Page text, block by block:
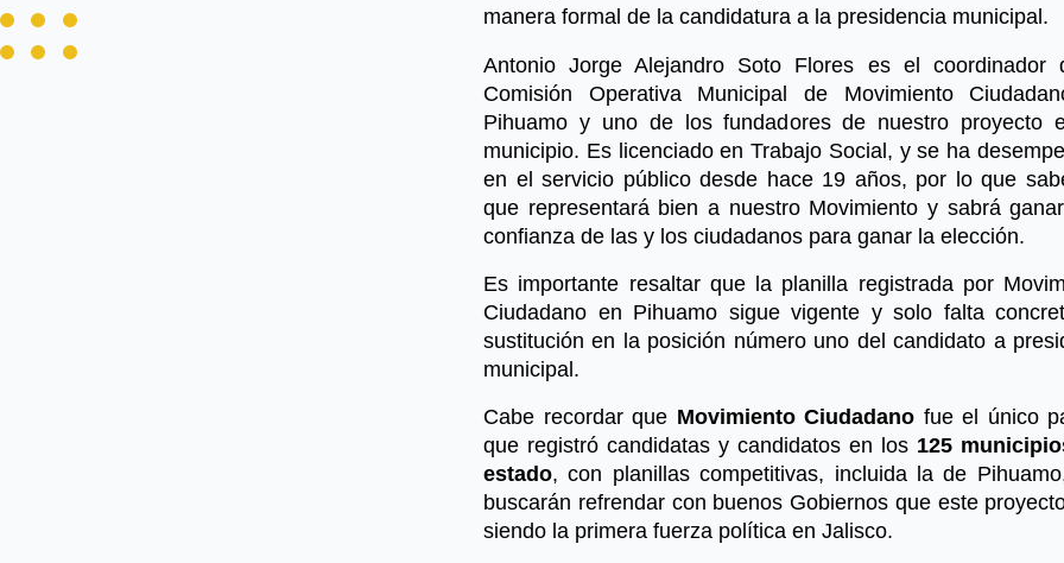
manera formal de la candidatura a la presidencia municipal.
Antonio Jorge Alejandro Soto Flores es el coordinador
Comisión Operativa Municipal de Movimiento
Pihuamo y uno de los fundadores de nuestro proyecto
municipio. Es licenciado en Trabajo Social, y se ha
en el servicio público desde hace 19 años, por lo que
que representará bien a nuestro Movimiento y sabrá
confianza de las y los ciudadanos para ganar la elección.
Es importante resaltar que la planilla registrada por
Ciudadano en Pihuamo sigue vigente y solo falta
sustitución en la posición número uno del candidato a
municipal.
Cabe recordar que Movimiento Ciudadano fue el único
que registró candidatas y candidatos en los 125
estado, con planillas competitivas, incluida la de
buscarán refrendar con buenos Gobiernos que este
siendo la primera fuerza política en Jalisco.